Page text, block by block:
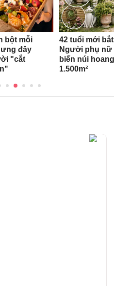
bột mỗi
đây
"cắt
42 tuổi mới
Người phụ nữ
biến núi
1.500m²